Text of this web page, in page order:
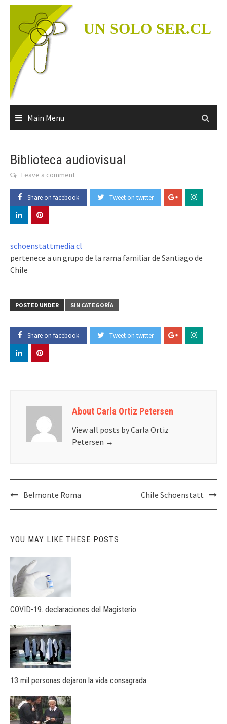
Skip
content
UN SOLO SER.CL
Main Menu
Biblioteca audiovisual
Leave a comment
Share on facebook Tweet on twitter
schoenstattmedia.cl
pertenece a un grupo de la rama familiar de Santiago de
Chile
POSTED UNDER SIN CATEGORÍA
Share on facebook Tweet on twitter
About Carla Ortiz Petersen
View all posts by Carla Ortiz
Petersen →
Post
navigation
Belmonte Roma Chile Schoenstatt
YOU MAY LIKE THESE POSTS
COVID-19. declaraciones del Magisterio
13 mil personas dejaron la vida consagrada: